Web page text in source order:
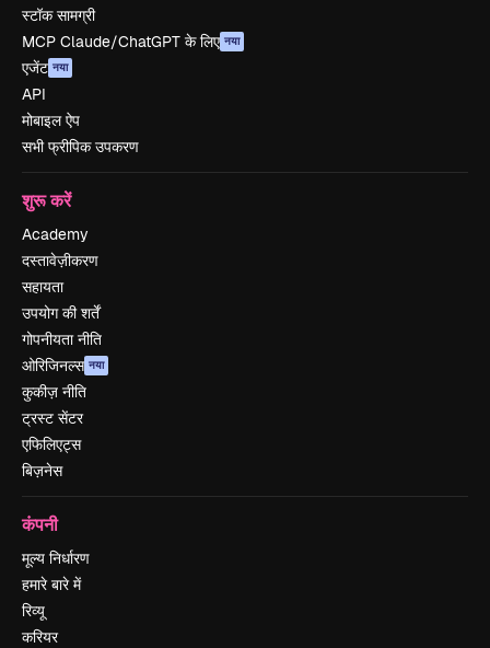
स्टॉक सामग्री
MCP Claude/ChatGPT के लिए नया
एजेंट नया
API
मोबाइल ऐप
सभी फ्रीपिक उपकरण
शुरू करें
Academy
दस्तावेज़ीकरण
सहायता
उपयोग की शर्तें
गोपनीयता नीति
ओरिजिनल्स नया
कुकीज़ नीति
ट्रस्ट सेंटर
एफिलिएट्स
बिज़नेस
कंपनी
मूल्य निर्धारण
हमारे बारे में
रिव्यू
करियर